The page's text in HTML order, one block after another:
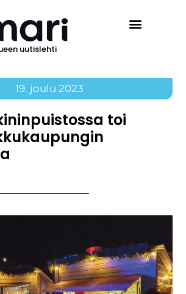
uutislehti
19. joulu 2023
toi